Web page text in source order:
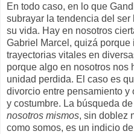
En todo caso, en lo que
subrayar la tendencia del
su vida. Hay en nosotros
Gabriel Marcel, quizá
trayectorias vitales en
porque algo en nosotros nos
unidad perdida. El caso es
divorcio entre pensamiento
y costumbre. La búsqueda
nosotros mismos, sin doblez
como somos, es un indicio